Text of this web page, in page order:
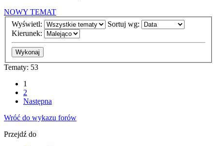
NOWY TEMAT
Wyświetl:
Sortuj wg:
Kierunek:
Tematy: 53
1
2
Następna
Wróć do wykazu forów
Przejdź do